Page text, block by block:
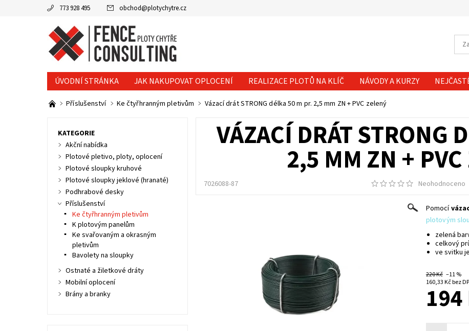
773 928 495 obchod@plotychytre.cz
ÚVODNÍ STRÁNKA JAK NAKUPOVAT OPLOCENÍ REALIZACE PLOTŮ NA KLÍČ NÁVODY A KURZY
KONTAKTY
Příslušenství Ke čtyřhranným pletivům Vázací drát STRONG délka 50 m pr. 2,5 mm ZN + PVC zelený
VÁZACÍ DRÁT STRONG
2,5 MM ZN +
7026088-87 Neohodnoceno
Pomocí
plotovým
zelená
celkový
ve svitku
220 Kč –11 %
160,33 Kč bez
194
KATEGORIE
Akční nabídka
Plotové pletivo, ploty, oplocení
Plotové sloupky kruhové
Plotové sloupky jeklové (hranaté)
Podhrabové desky
Příslušenství
Ke čtyřhranným pletivům
K plotovým panelům
Ke svařovaným a okrasným
pletivům
Bavolety na sloupky
Ostnaté a žiletkové dráty
Mobilní oplocení
Brány a branky